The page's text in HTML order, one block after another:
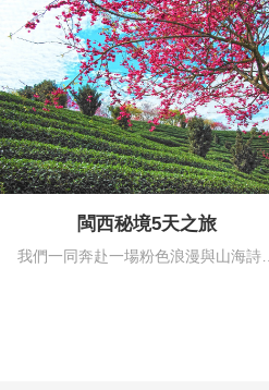
閩西秘境5天之旅
我們一同奔赴一場粉色浪漫與山海詩意